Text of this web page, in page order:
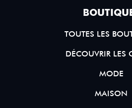
TOUTES LES
DÉCOUVRIR LES
MODE
MAISON